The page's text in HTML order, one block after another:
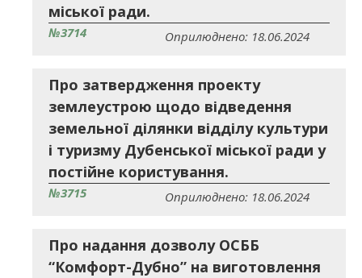
міської ради.
№3714 Оприлюднено: 18.06.2024
Про затвердження проекту
землеустрою щодо відведення
земельної ділянки відділу культури
і туризму Дубенської міської ради у
постійне користування.
№3715 Оприлюднено: 18.06.2024
Про надання дозволу ОСББ
“Комфорт-Дубно” на виготовлення